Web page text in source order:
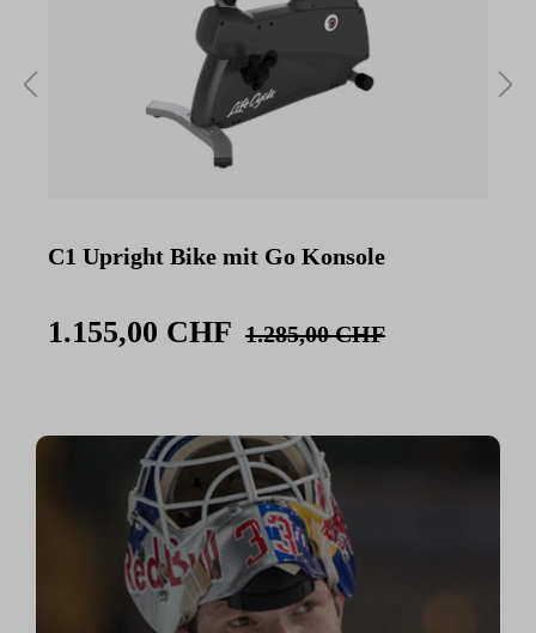
C1 Upright Bike mit Go Konsole
1.155,00 CHF 1.285,00 CHF